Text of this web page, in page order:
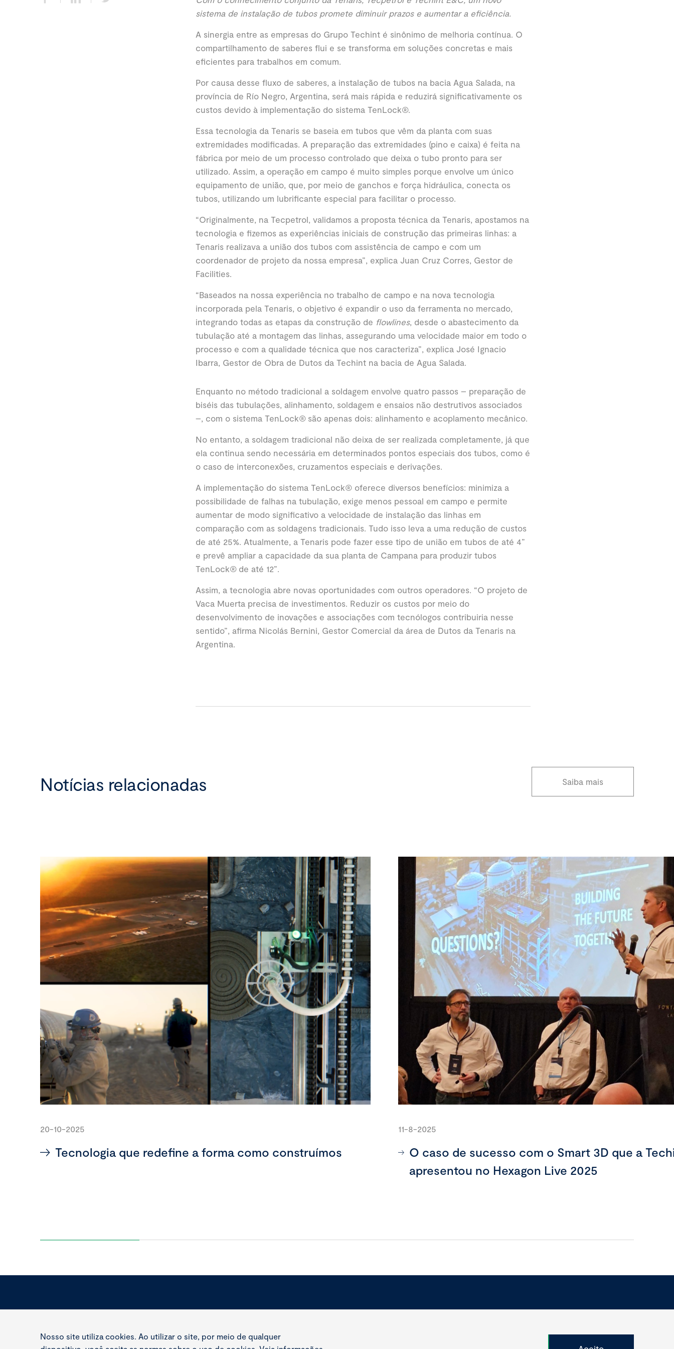
sistema de instalação de tubos promete diminuir prazos e aumentar a eficiência.
A sinergia entre as empresas do Grupo Techint é sinônimo de melhoria contínua. O
compartilhamento de saberes flui e se transforma em soluções concretas e mais
eficientes para trabalhos em comum.
Por causa desse fluxo de saberes, a instalação de tubos na bacia Agua Salada, na
província de Río Negro, Argentina, será mais rápida e reduzirá significativamente os
custos devido à implementação do sistema TenLock®.
Essa tecnologia da Tenaris se baseia em tubos que vêm da planta com suas
extremidades modificadas. A preparação das extremidades (pino e caixa) é feita na
fábrica por meio de um processo controlado que deixa o tubo pronto para ser
utilizado. Assim, a operação em campo é muito simples porque envolve um único
equipamento de união, que, por meio de ganchos e força hidráulica, conecta os
tubos, utilizando um lubrificante especial para facilitar o processo.
“Originalmente, na Tecpetrol, validamos a proposta técnica da Tenaris, apostamos na
tecnologia e fizemos as experiências iniciais de construção das primeiras linhas: a
Tenaris realizava a união dos tubos com assistência de campo e com um
coordenador de projeto da nossa empresa”, explica Juan Cruz Corres, Gestor de
Facilities.
“Baseados na nossa experiência no trabalho de campo e na nova tecnologia
incorporada pela Tenaris, o objetivo é expandir o uso da ferramenta no mercado,
integrando todas as etapas da construção de flowlines, desde o abastecimento da
tubulação até a montagem das linhas, assegurando uma velocidade maior em todo o
processo e com a qualidade técnica que nos caracteriza”, explica José Ignacio
Ibarra, Gestor de Obra de Dutos da Techint na bacia de Agua Salada.
Enquanto no método tradicional a soldagem envolve quatro passos – preparação de
biséis das tubulações, alinhamento, soldagem e ensaios não destrutivos associados
–, com o sistema TenLock® são apenas dois: alinhamento e acoplamento mecânico.
No entanto, a soldagem tradicional não deixa de ser realizada completamente, já que
ela continua sendo necessária em determinados pontos especiais dos tubos, como é
o caso de interconexões, cruzamentos especiais e derivações.
A implementação do sistema TenLock® oferece diversos benefícios: minimiza a
possibilidade de falhas na tubulação, exige menos pessoal em campo e permite
aumentar de modo significativo a velocidade de instalação das linhas em
comparação com as soldagens tradicionais. Tudo isso leva a uma redução de custos
de até 25%. Atualmente, a Tenaris pode fazer esse tipo de união em tubos de até 4”
e prevê ampliar a capacidade da sua planta de Campana para produzir tubos
TenLock® de até 12”.
Assim, a tecnologia abre novas oportunidades com outros operadores. “O projeto de
Vaca Muerta precisa de investimentos. Reduzir os custos por meio do
desenvolvimento de inovações e associações com tecnólogos contribuiria nesse
sentido”, afirma Nicolás Bernini, Gestor Comercial da área de Dutos da Tenaris na
Argentina.
Notícias relacionadas Saiba mais
20-10-2025
Tecnologia que redefine a forma como construímos
11-8-2025
O caso de sucesso com o Smart 3D que a
apresentou no Hexagon Live 2025
Nosso site utiliza cookies. Ao utilizar o site, por meio de qualquer